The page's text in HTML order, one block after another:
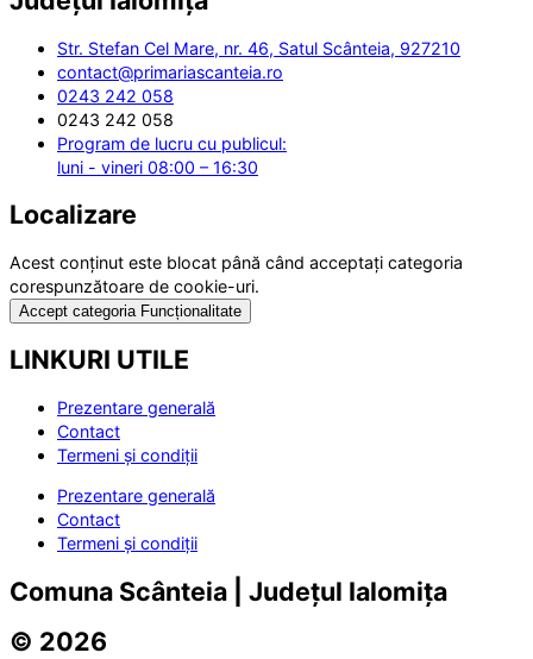
Str. Stefan Cel Mare, nr. 46, Satul Scânteia, 927210
contact@primariascanteia.ro
0243 242 058
0243 242 058
Program de lucru cu publicul:
luni - vineri 08:00 – 16:30
Localizare
Acest conținut este blocat până când acceptați categoria
corespunzătoare de cookie-uri.
Accept categoria Funcționalitate
LINKURI UTILE
Prezentare generală
Contact
Termeni și condiții
Prezentare generală
Contact
Termeni și condiții
Comuna Scânteia | Județul Ialomița
© 2026